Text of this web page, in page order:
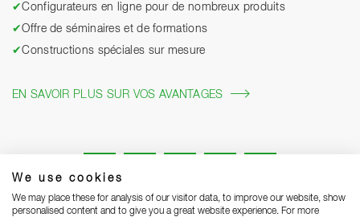
We use cookies
We may place these for analysis of our visitor data, to improve our website, show
personalised content and to give you a great website experience. For more
✔Configurateurs en ligne pour de nombreux produits
✔Offre de séminaires et de formations
✔Constructions spéciales sur mesure
EN SAVOIR PLUS SUR VOS AVANTAGES